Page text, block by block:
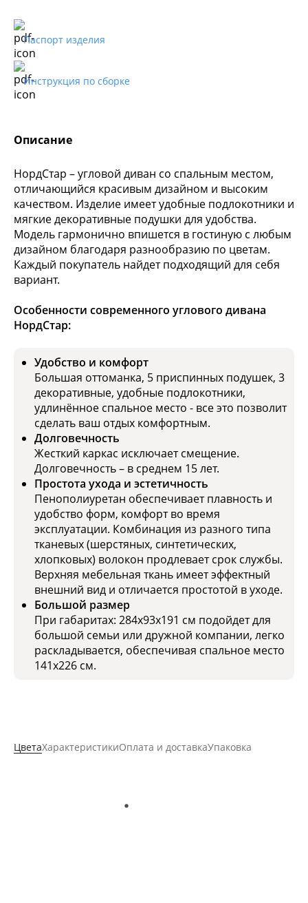
Описание
НордСтар – угловой диван со спальным местом,
отличающийся красивым дизайном и высоким
качеством. Изделие имеет удобные подлокотники и
мягкие декоративные подушки для удобства.
Модель гармонично впишется в гостиную с любым
дизайном благодаря разнообразию по цветам.
Каждый покупатель найдет подходящий для себя
вариант.
Особенности современного углового дивана
НордСтар:
Удобство и комфорт
Большая оттоманка, 5 приспинных подушек, 3
декоративные, удобные подлокотники,
удлинённое спальное место - все это позволит
сделать ваш отдых комфортным.
Долговечность
Жесткий каркас исключает смещение.
Долговечность – в среднем 15 лет.
Простота ухода и эстетичность
Пенополиуретан обеспечивает плавность и
удобство форм, комфорт во время
эксплуатации. Комбинация из разного типа
тканевых (шерстяных, синтетических,
хлопковых) волокон продлевает срок службы.
Верхняя мебельная ткань имеет эффектный
внешний вид и отличается простотой в уходе.
Большой размер
При габаритах: 284x93х191 см подойдет для
большой семьи или дружной компании, легко
раскладывается, обеспечивая спальное место
141x226 см.
ЦветаХарактеристикиОплата и доставкаУпаковка
Паспорт изделия
Инструкция по сборке